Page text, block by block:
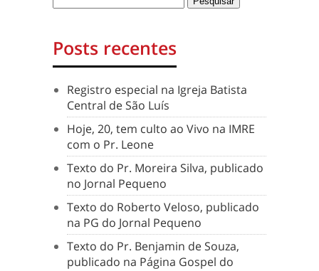
Posts recentes
Registro especial na Igreja Batista
Central de São Luís
Hoje, 20, tem culto ao Vivo na IMRE
com o Pr. Leone
Texto do Pr. Moreira Silva, publicado
no Jornal Pequeno
Texto do Roberto Veloso, publicado
na PG do Jornal Pequeno
Texto do Pr. Benjamin de Souza,
publicado na Página Gospel do